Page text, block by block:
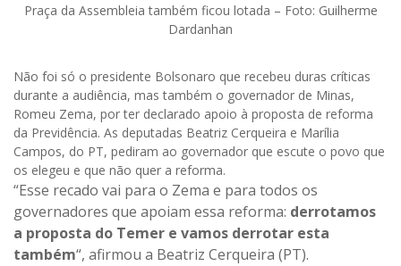
Praça da Assembleia também ficou lotada – Foto: Guilherme
Dardanhan
Não foi só o presidente Bolsonaro que recebeu duras críticas
durante a audiência, mas também o governador de Minas,
Romeu Zema, por ter declarado apoio à proposta de reforma
da Previdência. As deputadas Beatriz Cerqueira e Marília
Campos, do PT, pediram ao governador que escute o povo que
os elegeu e que não quer a reforma.
“Esse recado vai para o Zema e para todos os
governadores que apoiam essa reforma: derrotamos
a proposta do Temer e vamos derrotar esta
também“, afirmou a Beatriz Cerqueira (PT).